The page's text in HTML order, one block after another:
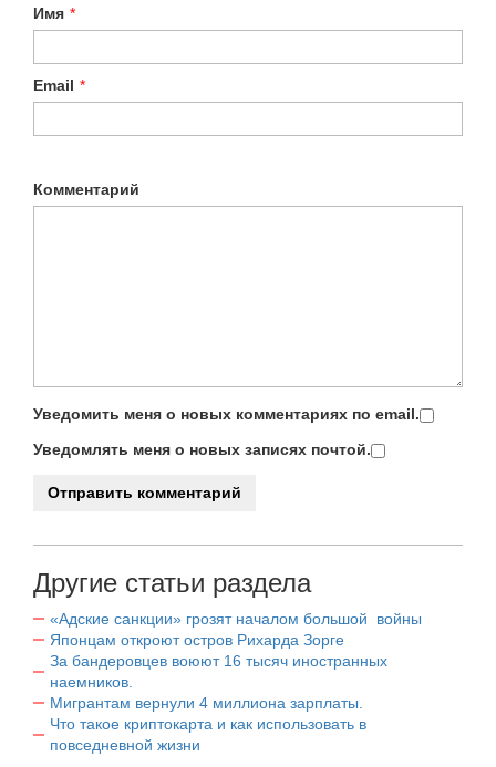
Имя *
Email *
Комментарий
Уведомить меня о новых комментариях по email.
Уведомлять меня о новых записях почтой.
Другие статьи раздела
«Адские санкции» грозят началом большой войны
Японцам откроют остров Рихарда Зорге
За бандеровцев воюют 16 тысяч иностранных
наемников.
Мигрантам вернули 4 миллиона зарплаты.
Что такое криптокарта и как использовать в
повседневной жизни